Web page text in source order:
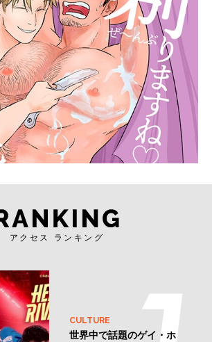
アクセス ランキング
CULTURE
世界中で話題のゲイ・ホ